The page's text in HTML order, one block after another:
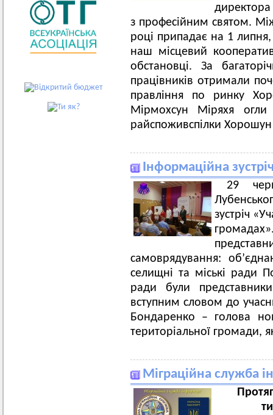
директора
з професійним святом.
році припадає на 1 липня,
наш місцевий
обстановці. За
працівників отримали
правління по ринку
Мірмохсун Міряхя огли
райспоживспілки
Інформаційна
29
зустріч
самоврядування:
селищні та міські ради
ради були
вступним словом до
Бондаренко – голова
територіальної громади,
Міграційна служба